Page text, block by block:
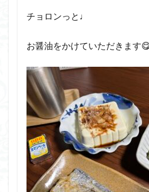
チョロンっと♩
お醤油をかけていただきます